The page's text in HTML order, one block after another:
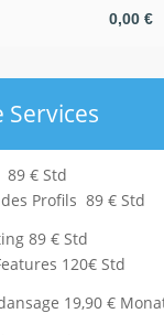
0,00 €
Services
€ Std
Profils 89 € Std
89 € Std
120€ Std
19,90 €